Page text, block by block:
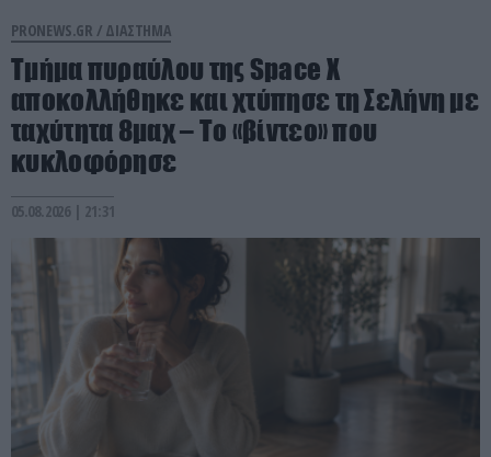
PRONEWS.GR / ΔΙΑΣΤΗΜΑ
Τμήμα πυραύλου της Space X
αποκολλήθηκε και χτύπησε τη Σελήνη με
ταχύτητα 8μαχ – Το «βίντεο» που
κυκλοφόρησε
05.08.2026 | 21:31